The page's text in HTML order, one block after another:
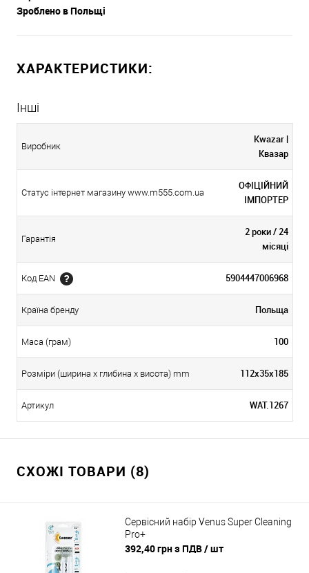
Зроблено в Польщі
ХАРАКТЕРИСТИКИ:
Інші
Виробник
Kwazar |
Квазар
Статус інтернет магазину www.m555.com.ua
ОФІЦІЙНИЙ
ІМПОРТЕР
Гарантія
2 роки / 24
місяці
Код EAN 5904447006968
Країна бренду Польща
Маса (грам) 100
Розміри (ширина х глибина х висота) mm 112х35х185
Артикул WAT.1267
СХОЖІ ТОВАРИ (8)
Сервісний набір Venus Super Cleaning
Pro+
392,40 грн з ПДВ/ шт